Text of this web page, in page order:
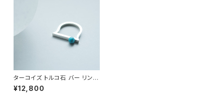
ターコイズ トルコ石 バー リング
シルバー925
¥12,800